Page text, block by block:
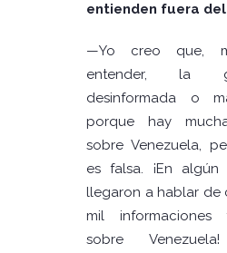
entienden fuera del
—Yo creo que,
entender, la
desinformada o
porque hay
sobre Venezuela,
es falsa. ¡En
llegaron a hablar de
mil informaciones
sobre